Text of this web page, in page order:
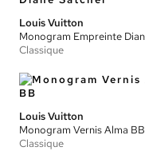
Louis Vuitton
Classique
Louis Vuitton
Monogram Vernis Alma BB
Classique